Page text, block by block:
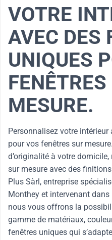
VOTRE
AVEC DES
UNIQUES
FENÊTRES
MESURE.
Personnalisez votre
pour vos fenêtres sur
d’originalité à votre
sur mesure avec des
Plus Sàrl, entreprise
Monthey et intervenant
nous vous offrons la
gamme de matériaux,
fenêtres uniques qui